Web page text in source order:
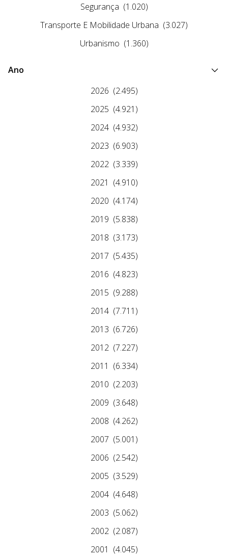
Segurança (1.020)
Transporte E Mobilidade Urbana (3.027)
Urbanismo (1.360)
Ano
2026 (2.495)
2025 (4.921)
2024 (4.932)
2023 (6.903)
2022 (3.339)
2021 (4.910)
2020 (4.174)
2019 (5.838)
2018 (3.173)
2017 (5.435)
2016 (4.823)
2015 (9.288)
2014 (7.711)
2013 (6.726)
2012 (7.227)
2011 (6.334)
2010 (2.203)
2009 (3.648)
2008 (4.262)
2007 (5.001)
2006 (2.542)
2005 (3.529)
2004 (4.648)
2003 (5.062)
2002 (2.087)
2001 (4.045)